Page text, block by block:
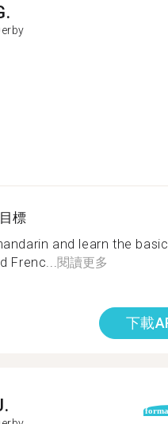
標
and learn the
Frenc...閱讀更多
下載